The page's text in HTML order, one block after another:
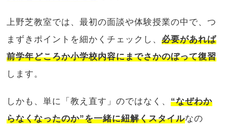
上野芝教室では、最初の面談や体験授業の中で、つ
まずきポイントを細かくチェックし、必要があれば
前学年どころか小学校内容にまでさかのぼって復習
します。
しかも、単に「教え直す」のではなく、“なぜわか
らなくなったのか”を一緒に紐解くスタイルなの